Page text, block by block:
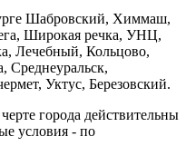
Шабровский, Химмаш,
Широкая речка, УНЦ,
Лечебный, Кольцово,
Уктус, Березовский.
города действительны
условия - по